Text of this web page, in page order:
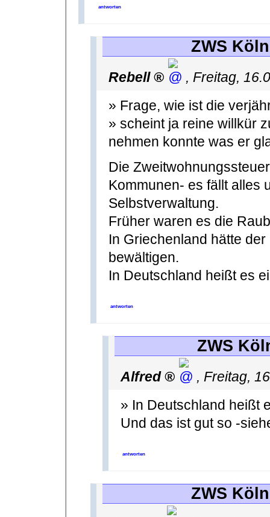
antworten
ZWS
Rebell , Freitag,
» Frage, wie ist die
» scheint ja reine willkür
nehmen konnte was er
Die
Kommunen- es fällt alles
Selbstverwaltung.
Früher waren es die
In Griechenland hätte
bewältigen.
In Deutschland heißt es
antworten
ZWS
Alfred , Freitag,
» In Deutschland heißt
Und das ist gut so -
antworten
ZWS